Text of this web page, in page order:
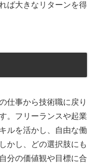
ば大きなリターンを得
仕事から技術職に戻り
。フリーランスや起業
ルを活かし、自由な働
かし、どの選択肢にも
分の価値観や目標に合